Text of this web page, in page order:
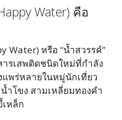
Water) คือ
Water) หรือ “น้ำสวรรค์”
ารเสพติดชนิดใหม่ที่กำลัง
พร่หลายในหมู่นักเที่ยว
โขง สามเหลี่ยมทองคำ
หล็ก